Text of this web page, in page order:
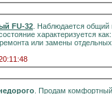
FU-32 . Наблюдается
характеризуется
или замены
. Продам комфортный